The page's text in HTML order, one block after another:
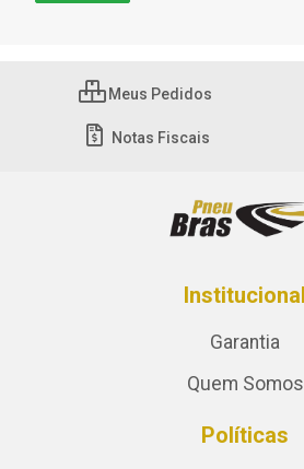
Meus Pedidos
Notas Fiscais
Institucional
Garantia
Quem Somos
Políticas